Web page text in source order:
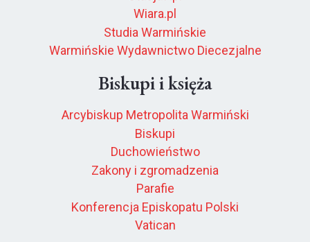
Wiara.pl
Studia Warmińskie
Warmińskie Wydawnictwo Diecezjalne
Biskupi i księża
Arcybiskup Metropolita Warmiński
Biskupi
Duchowieństwo
Zakony i zgromadzenia
Parafie
Konferencja Episkopatu Polski
Vatican